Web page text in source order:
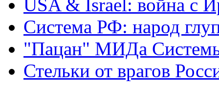
USA & Israel: война с
Система РФ: народ
"Пацан" МИДа
Стельки от врагов